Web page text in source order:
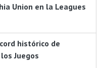
Union en la Leagues
histórico de
Juegos